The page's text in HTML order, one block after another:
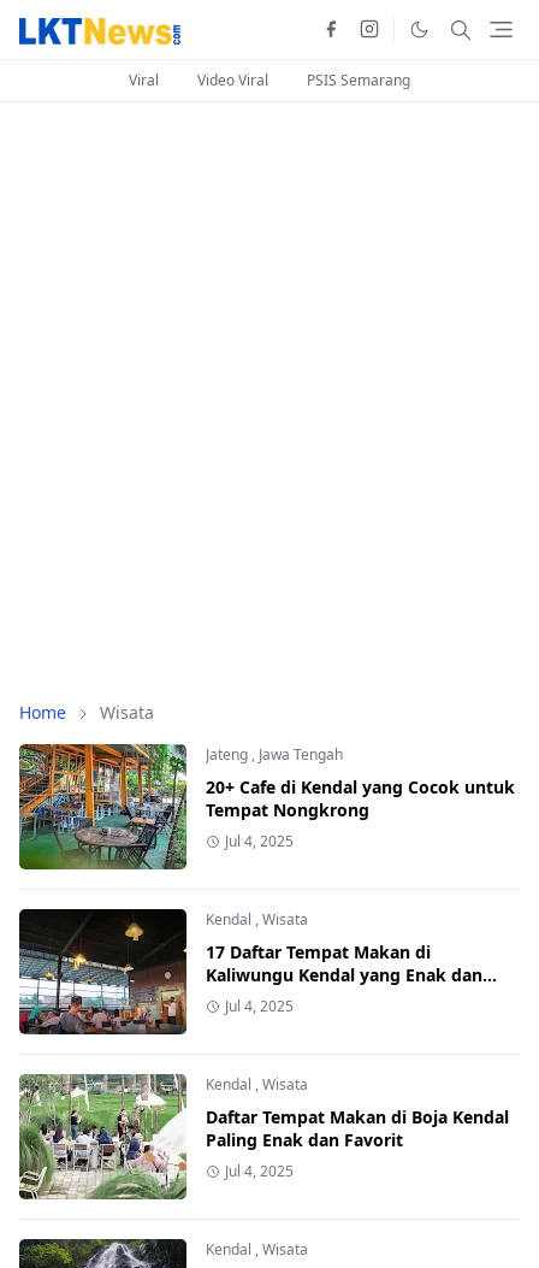
Viral Video Viral PSIS Semarang
Home Wisata
Jateng, Jawa Tengah
20+ Cafe di Kendal yang Cocok untuk
Tempat Nongkrong
Jul 4, 2025
Kendal ,Wisata
17 Daftar Tempat Makan di
Kaliwungu Kendal yang Enak dan
Populer
Jul 4, 2025
Kendal ,Wisata
Daftar Tempat Makan di Boja Kendal
Paling Enak dan Favorit
Jul 4, 2025
Kendal ,Wisata